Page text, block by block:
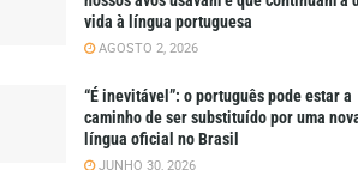
vida à língua portuguesa
AGOSTO 2, 2026
“É inevitável”: o português pode estar a
caminho de ser substituído por uma
língua oficial no Brasil
JUNHO 30, 2026